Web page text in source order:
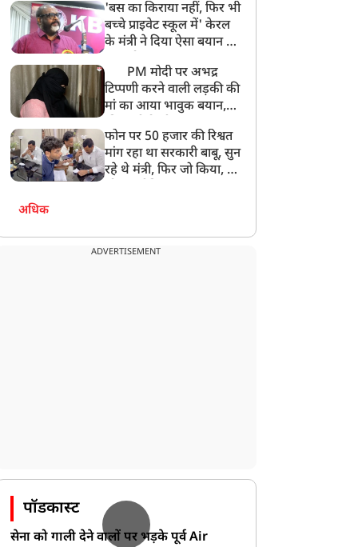
अनमोल कुछ नहीं
'बस का किराया नहीं, फिर भी
बच्चे प्राइवेट स्कूल में' केरल
के मंत्री ने दिया ऐसा बयान की
PM मोदी पर अभद्र
टिप्पणी करने वाली लड़की की
मां का आया भावुक बयान,
बेटी को गोद लें प्रधानमंत्री
फोन पर 50 हजार की रिश्वत
मांग रहा था सरकारी बाबू, सुन
रहे थे मंत्री, फिर जो किया, वो
अधिक
ADVERTISEMENT
पॉडकास्ट
सेना को गाली देने वालों पर भड़के पूर्व Air